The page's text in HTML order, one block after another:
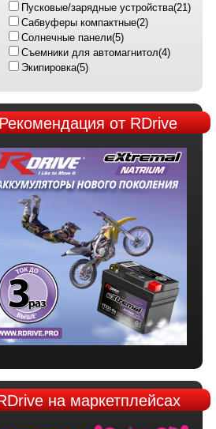
Пусковые/зарядные устройства(21)
Сабвуферы компактные(2)
Солнечные панели(5)
Съемники для автомагнитол(4)
Экипировка(5)
от RDrive
на маркетплейсах